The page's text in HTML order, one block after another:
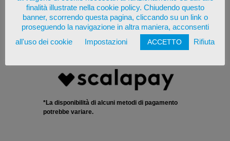
*La disponibilità di alcuni metodi di pagamento
potrebbe variare.
finalità illustrate nella cookie policy. Chiudendo questo
banner, scorrendo questa pagina, cliccando su un link o
proseguendo la navigazione in altra maniera, acconsenti
all'uso dei cookie
Impostazioni ACCETTO Rifiuta